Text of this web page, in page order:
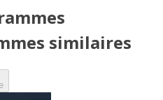
similaires